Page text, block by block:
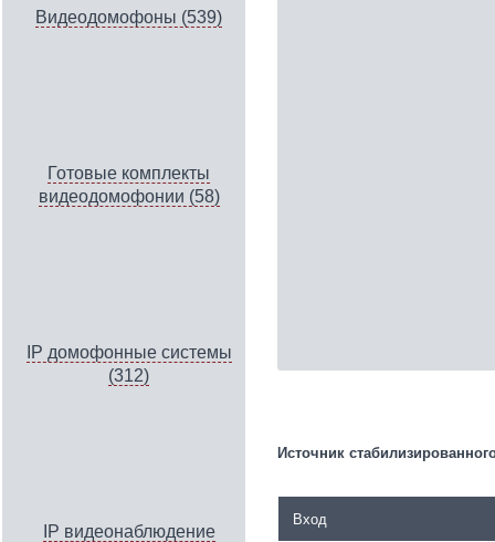
Видеодомофоны (539)
Готовые комплекты
видеодомофонии (58)
IP домофонные системы
(312)
IP видеонаблюдение
Источник
Вход